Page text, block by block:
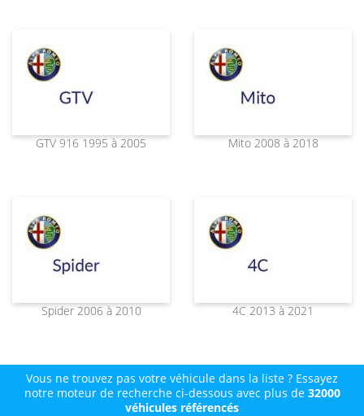
GTV 916 1995 à 2005 Mito 2008 à 2018
Spider 2006 à 2010 4C 2013 à 2021
Vous ne trouvez pas votre véhicule dans la liste ? Essayez
notre moteur de recherche ci-dessous avec plus de 32000
véhicules référencés